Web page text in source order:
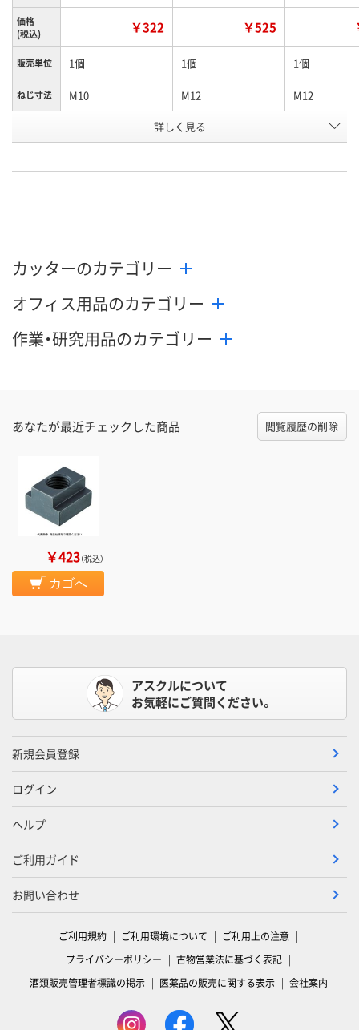
価格
(税込)
￥322 ￥525
販売単位 1個 1個 1個
ねじ寸法 M10 M12 M12
M12
J108075 J108089 J109792
数量
カゴへ
数量
詳しく見る
カッターのカテゴリー
オフィス用品のカテゴリー
作業・研究用品のカテゴリー
あなたが最近チェックした商品 閲覧履歴の削除
￥423（税込）
カゴへ
アスクルについて
お気軽にご質問ください。
新規会員登録
ログイン
ヘルプ
ご利用ガイド
お問い合わせ
ご利用規約 ご利用環境について
ご利用上の注意
プライバシーポリシー
古物営業法に基づく表記
酒類販売管理者標識の掲示
医薬品の販売に関する表示 会社案内